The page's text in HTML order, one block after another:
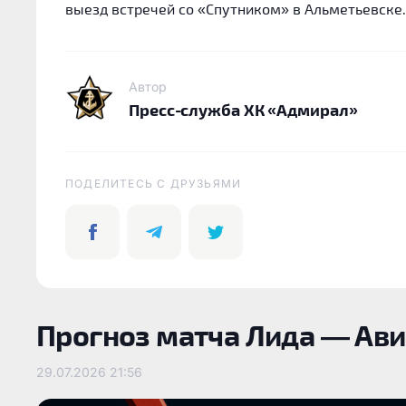
выезд встречей со «Спутником» в Альметьевске.
Автор
Пресс-служба ХК «Адмирал»
ПОДЕЛИТЕСЬ C ДРУЗЬЯМИ
Прогноз матча Лида —
29.07.2026 21:56